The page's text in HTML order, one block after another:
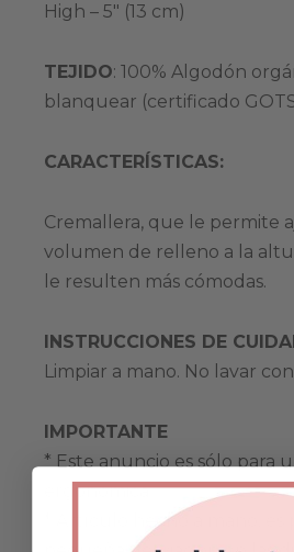
High – 5″ (13 cm)
TEJIDO: 100% Algodón
blanquear (certificado
CARACTERÍSTICAS:
Cremallera, que le permite
volumen de relleno a la
le resulten más cómodas.
INSTRUCCIONES DE
Limpiar a mano. No lavar
IMPORTANTE
* Este anuncio es sólo para
ergonómica.
* Artículo hecho a mano, es